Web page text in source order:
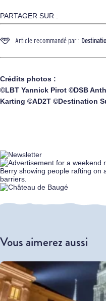
PARTAGER SUR :
Article recommandé par :
Crédits photos :
©LBT Yannick Pirot ©DSB
Karting ©AD2T ©Destination
Vous aimerez aussi